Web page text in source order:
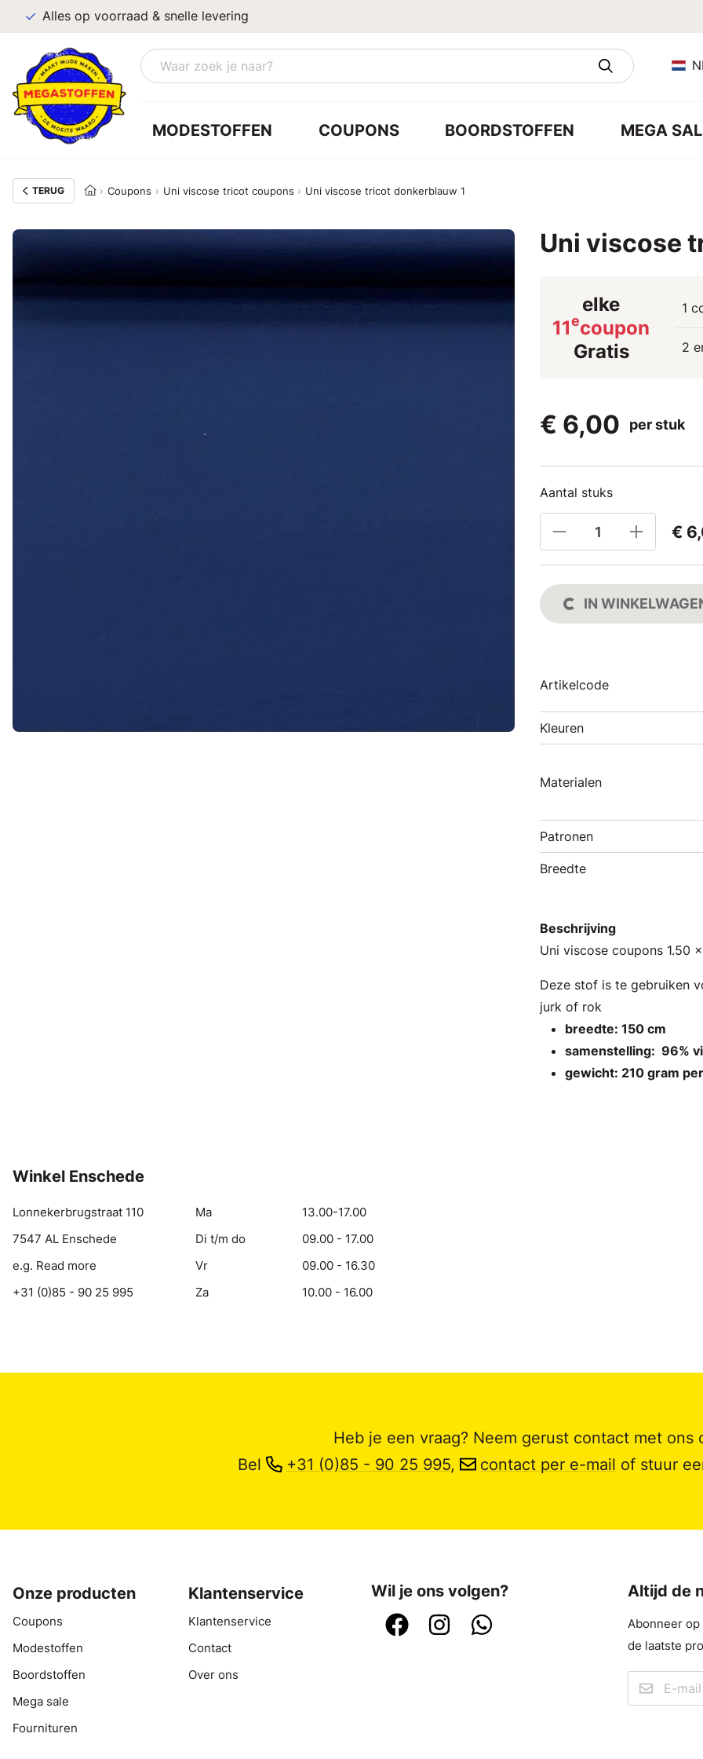
Alles op voorraad & snelle levering
MODESTOFFEN COUPONS BOORDSTOFFEN MEGA
TERUG Coupons Uni viscose tricot coupons Uni viscose tricot donkerblauw 1
Uni viscose
elke
11ecoupon
Gratis
1
2
€ 6,00 per stuk
Aantal stuks
€
IN
Artikelcode
Kleuren
Materialen
Patronen
Breedte
Beschrijving
Uni viscose coupons 1.50
Deze stof is te gebruiken
jurk of rok
breedte: 150 cm
samenstelling: 96%
gewicht: 210 gram
Winkel Enschede
Lonnekerbrugstraat 110
7547 AL Enschede
e.g. Read more
+31 (0)85 - 90 25 995
Ma
13.00-17.00
Di t/m do
09.00 - 17.00
Vr
09.00 - 16.30
Za
10.00 - 16.00
Heb je een vraag? Neem gerust contact met ons
Bel
+31 (0)85 - 90 25 995, contact per e-mail of stuur
Onze producten
Coupons
Modestoffen
Boordstoffen
Mega sale
Fournituren
Klantenservice
Klantenservice
Contact
Over ons
Wil je ons volgen? Altijd de
Abonneer
de laatste